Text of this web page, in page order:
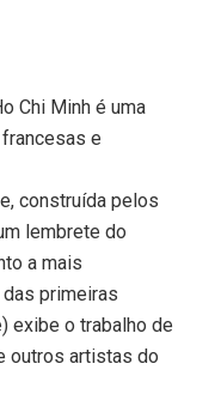
Chi Minh é uma
e
construída pelos
lembrete do
a mais
primeiras
exibe o trabalho de
outros artistas do